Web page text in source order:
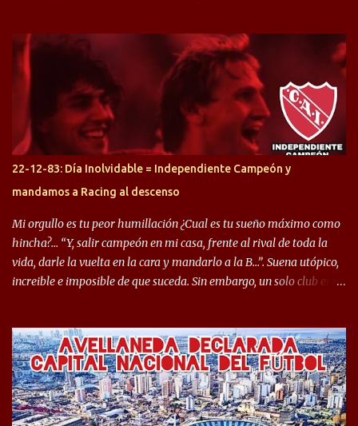
Halcón de Varela, como lo es Brian Romero, quien paso a
préstamo allí durante el último mercado de pases y ha rendido de
gran manera, convirtiendo goles importantes, sobre todo en la
copa sudamericana. Pero no sucedió lo mismo en cuanto al
rendimiento que ha producido en el Rojo. Pasando a jugadores que
jugaron en Defensa y ahora están en el rojo, tenemos a la dupla
Gastón Togni y Domingo Blanco, donde ambos explotaron
futbolísticamente hablando en el equipo de Varela, donde, por
ejemplo, el caso de Mingo llego a ser tenido en cuenta para el
Seleccionado Argentino, rendimiento que aún no ha logrado
mostrar en Independiente. En e...
22-12-83: Día Inolvidable = Independiente Campeón y
mandamos a Racing al descenso
Mi orgullo es tu peor humillación ¿Cual es tu sueño máximo como
hincha?… “Y, salir campeón en mi casa, frente al rival de toda la
vida, darle la vuelta en la cara y mandarlo a la B…”. Suena utópico,
increible e imposible de que suceda. Sin embargo, un solo club en el
campeonato del '83 año consagratorio para el Rojo y, por el otro, el
haber mandado al descenso a su eterno rival. 22 de diciembre de
1983 es una fecha que pocos hinchas de Independiente pueden
dejar en el olvido. Es que ese día, el "Rojo" derrotó a Racing por 2 a
0, se consagró campeón y, además, mandó al descenso a su eterno